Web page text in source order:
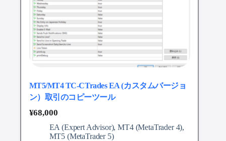
MT5/MT4 TC-CTrades EA (カスタムバージョ
ン）取引のコピーツール
¥68,000
EA (Expert Advisor),MT4 (MetaTrader 4),
MT5 (MetaTrader 5)